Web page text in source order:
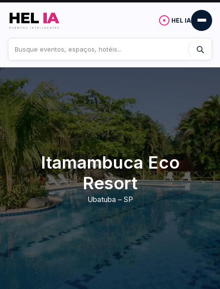
HEL IA
no
site
Itamambuca Eco
Resort
Ubatuba – SP